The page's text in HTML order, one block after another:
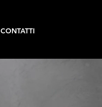
CONTATTI